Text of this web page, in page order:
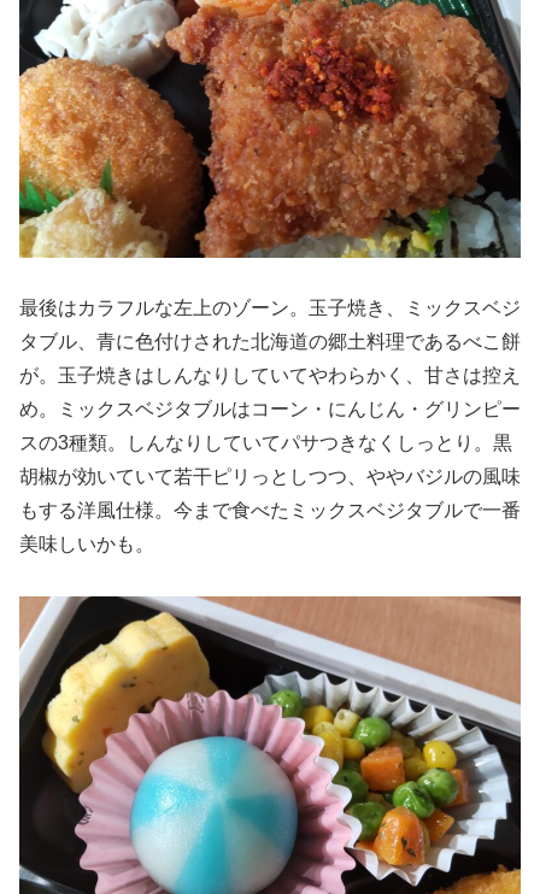
最後はカラフルな左上のゾーン。玉子焼き、ミックスベジ
タブル、青に色付けされた北海道の郷土料理であるべこ餅
が。玉子焼きはしんなりしていてやわらかく、甘さは控え
め。ミックスベジタブルはコーン・にんじん・グリンピー
スの3種類。しんなりしていてパサつきなくしっとり。黒
胡椒が効いていて若干ピリっとしつつ、ややバジルの風味
もする洋風仕様。今まで食べたミックスベジタブルで一番
美味しいかも。